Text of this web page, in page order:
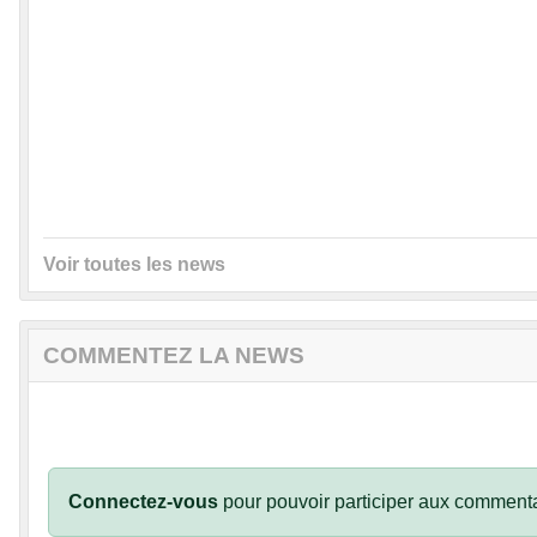
Voir toutes les news
COMMENTEZ LA NEWS
Connectez-vous pour pouvoir participer aux